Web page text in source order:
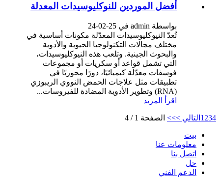
أفضل الموردين للنوكليوسيدات المعدلة
بواسطة admin في 25-02-24
تُعدّ النيوكليوسيدات المعدّلة مكونات أساسية في
مختلف مجالات التكنولوجيا الحيوية والأدوية
والبحوث الجينية. وتلعب هذه النيوكليوسيدات،
التي تشمل قواعد أو سكريات أو مجموعات
فوسفات معدّلة كيميائيًا، دورًا محوريًا في
تطبيقات مثل علاجات الحمض النووي الريبوزي
(RNA) وتطوير الأدوية المضادة للفيروسات...
اقرأ المزيد
1 234 التالي >>> الصفحة 1 / 4
بيت
معلومات عنا
اتصل بنا
حل
الدعم الفني